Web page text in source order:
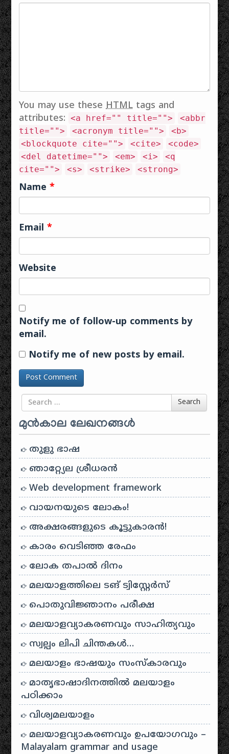
നാരായണൻ
കവിതകളിൽ
സമൂഹത്തിന്റെ…
You may use theseHTML tags and
attributes:
<a href="" title="">
<abbr
title="">
<acronym title="">
<b>
<blockquote cite="">
<cite>
<code>
<del datetime="">
<em> <i>
<q
cite="">
<s> <strike> <strong>
Name*
Email*
Website
Notify me of follow-up comments by
email.
Notify me of new posts by email.
Search for Search
മുൻകാല ലേഖനങ്ങൾ
തുളു ഭാഷ
ഞാറ്റ്യേല ശ്രീധരൻ
Web development framework
വായനയുടെ ലോകം!
അക്ഷരങ്ങളുടെ കൂട്ടുകാരൻ!
കാരം വെടിഞ്ഞ രേഫം
ലോക തപാൽ ദിനം
മലയാളത്തിലെ ടങ് ട്വിസ്റ്റേർസ്
പൊതുവിജ്ഞാനം പരീക്ഷ
മലയാളവ്യാകരണവും സാഹിത്യവും
സ്വല്പം ലിപി ചിന്തകൾ…
മലയാളം ഭാഷയും സംസ്കാരവും
മാതൃഭാഷാദിനത്തിൽ മലയാളം
പഠിക്കാം
വിശ്വമലയാളം
മലയാളവ്യാകരണവും ഉപയോഗവും –
Malayalam grammar and usage